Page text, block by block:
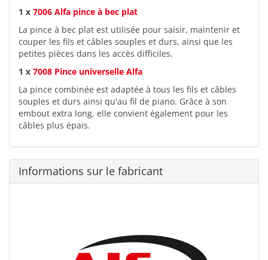
1 x 7006 Alfa pince à bec plat
La pince à bec plat est utilisée pour saisir, maintenir et
couper les fils et câbles souples et durs, ainsi que les
petites pièces dans les accès difficiles.
1 x 7008 Pince universelle Alfa
La pince combinée est adaptée à tous les fils et câbles
souples et durs ainsi qu'au fil de piano. Grâce à son
embout extra long, elle convient également pour les
câbles plus épais.
Informations sur le fabricant